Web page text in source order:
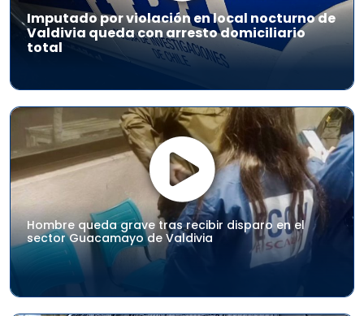
Imputado por violación en local nocturno de
Valdivia queda con arresto domiciliario
total
Hombre queda grave tras recibir disparo en el
sector Guacamayo de Valdivia